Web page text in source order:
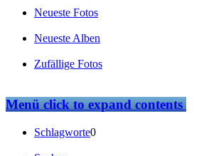
Neueste Fotos
Neueste Alben
Zufällige Fotos
Menüclick to expand contents
Schlagworte0